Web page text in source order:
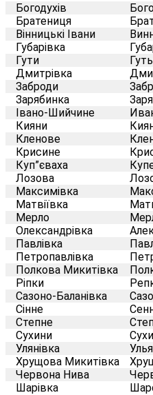
Богодухів
Братениця
Вінницькі Івани
Губарівка
Гути
Дмитрівка
Заброди
Зарябинка
Івано-Шийчине
Кияни
Кленове
Крисине
Куп”єваха
Лозова
Максимівка
Матвіївка
Мерло
Олександрівка
Павлівка
Петропавлівка
Полкова Микитівка
Ріпки
Сазоно-Баланівка
Сінне
Степне
Сухини
Улянівка
Хрущова Микитівка
Червона Нива
Шарівка